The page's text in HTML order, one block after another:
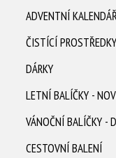
ADVENTNÍ
ČISTÍCÍ PROSTŘEDKY
DÁRKY
LETNÍ BALÍČKY -
VÁNOČNÍ BALÍČKY -
CESTOVNÍ BALENÍ